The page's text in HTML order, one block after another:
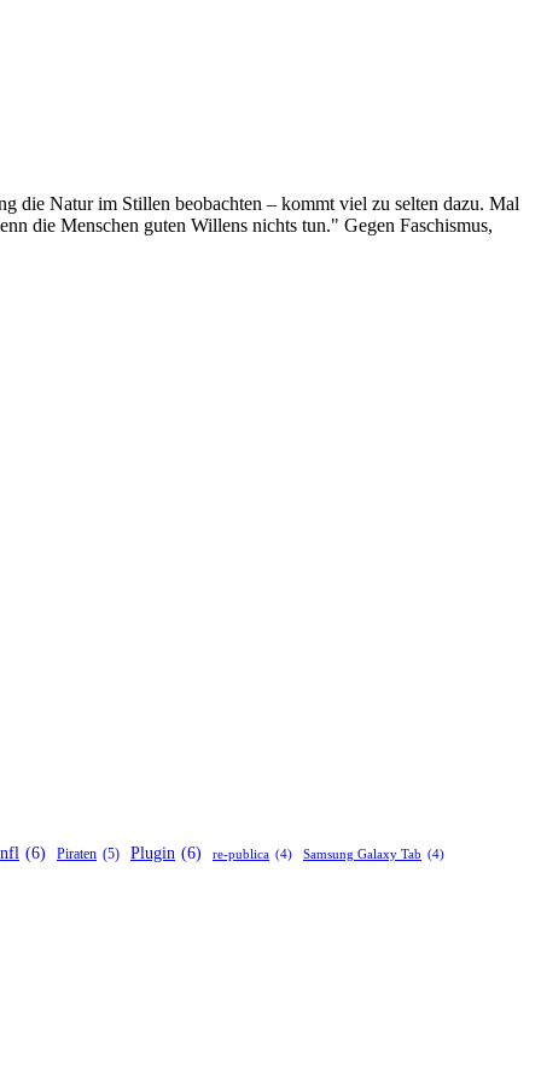
die Natur im Stillen beobachten – kommt viel zu selten dazu. Mal
die Menschen guten Willens nichts tun." Gegen Faschismus,
nfl (6) Piraten (5) Plugin (6) re-publica (4) Samsung Galaxy Tab (4)